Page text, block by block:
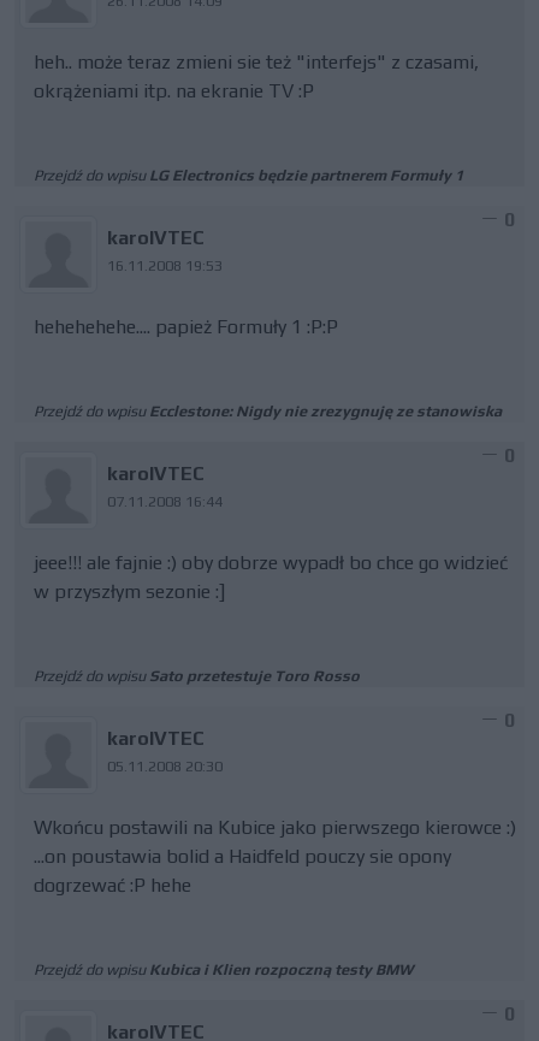
heh.. może teraz zmieni sie też "interfejs" z czasami,
okrążeniami itp. na ekranie TV :P
Przejdź do wpisu LG Electronics będzie partnerem Formuły 1
karolVTEC
16.11.2008 19:53
0
hehehehehe.... papież Formuły 1 :P:P
Przejdź do wpisu Ecclestone: Nigdy nie zrezygnuję ze stanowiska
karolVTEC
07.11.2008 16:44
0
jeee!!! ale fajnie :) oby dobrze wypadł bo chce go widzieć
w przyszłym sezonie :]
Przejdź do wpisu Sato przetestuje Toro Rosso
karolVTEC
05.11.2008 20:30
0
Wkońcu postawili na Kubice jako pierwszego kierowce :)
...on poustawia bolid a Haidfeld pouczy sie opony
dogrzewać :P hehe
Przejdź do wpisu Kubica i Klien rozpoczną testy BMW
karolVTEC
0